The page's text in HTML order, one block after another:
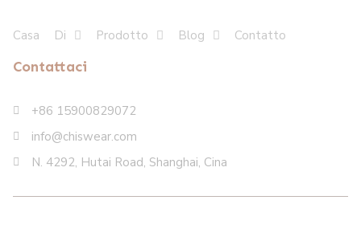
Casa Di Prodotto Blog Contatto
Contattaci
+86 15900829072
info@chiswear.com
N. 4292, Hutai Road, Shanghai, Cina